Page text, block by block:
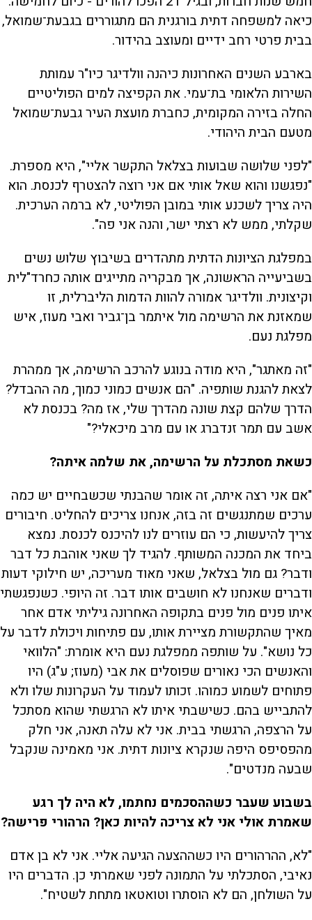
כיאה למשפחה דתית בורגנית הם מתגוררים בגבעת־שמואל,
בבית פרטי רחב ידיים ומעוצב בהידור.
בארבע השנים האחרונות כיהנה וולדיגר כיו"ר עמותת
השירות הלאומי בת־עמי. את הקפיצה למים הפוליטיים
החלה בזירה המקומית, כחברת מועצת העיר גבעת־שמואל
מטעם הבית היהודי.
"לפני שלושה שבועות בצלאל התקשר אליי", היא מספרת.
"נפגשנו והוא שאל אותי אם אני רוצה להצטרף לכנסת. הוא
היה צריך לשכנע אותי במובן הפוליטי, לא ברמה הערכית.
שקלתי, ממש לא רצתי ישר, והנה אני פה".
במפלגת הציונות הדתית מתהדרים בשיבוץ שלוש נשים
בשביעייה הראשונה, אך מבקריה מתייגים אותה כחרד"לית
וקיצונית. וולדיגר אמורה להוות הדמות הליברלית, זו
שמאזנת את הרשימה מול איתמר בן־גביר ואבי מעוז, איש
מפלגת נעם.
"זה מאתגר", היא מודה בנוגע להרכב הרשימה, אך ממהרת
לצאת להגנת שותפיה. "הם אנשים כמוני כמוך, מה ההבדל?
הדרך שלהם קצת שונה מהדרך שלי, אז מה? בכנסת לא
אשב עם תמר זנדברג או עם מרב מיכאלי?"
כשאת מסתכלת על הרשימה, את שלמה איתה?
"אם אני רצה איתה, זה אומר שהבנתי שכשבחיים יש כמה
ערכים שמתנגשים זה בזה, אנחנו צריכים להחליט. חיבורים
צריך להיעשות, כי הם עוזרים לנו להיכנס לכנסת. נמצא
ביחד את המכנה המשותף. להגיד לך שאני אוהבת כל דבר
ודבר? גם מול בצלאל, שאני מאוד מעריכה, יש חילוקי דעות
ודברים שאנחנו לא חושבים אותו דבר. זה היופי. כשנפגשתי
איתו פנים מול פנים בתקופה האחרונה גיליתי אדם אחר
מאיך שהתקשורת מציירת אותו, עם פתיחות ויכולת לדבר על
כל נושא". על שותפה ממפלגת נעם היא אומרת: "הלוואי
והאנשים הכי נאורים שפוסלים את אבי (מעוז; ע"ג) היו
פתוחים לשמוע כמוהו. זכותו לעמוד על העקרונות שלו ולא
להתבייש בהם. כשישבתי איתו לא הרגשתי שהוא מסתכל
על הרצפה, הרגשתי בבית. אני לא עלה תאנה, אני חלק
מהפסיפס היפה שנקרא ציונות דתית. אני מאמינה שנקבל
שבעה מנדטים".
בשבוע שעבר כשההסכמים נחתמו, לא היה לך רגע
שאמרת אולי אני לא צריכה להיות כאן? הרהורי פרישה?
"לא, ההרהורים היו כשההצעה הגיעה אליי. אני לא בן אדם
נאיבי, הסתכלתי על התמונה לפני שאמרתי כן. הדברים היו
על השולחן, הם לא הוסתרו וטואטאו מתחת לשטיח".